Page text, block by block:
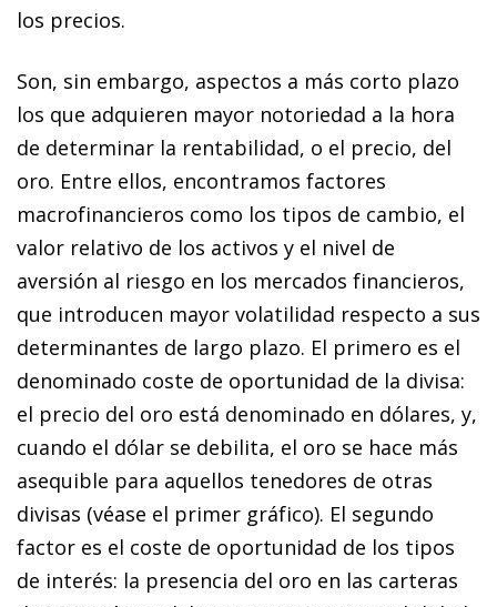
los precios.
Son, sin embargo, aspectos a más corto plazo
los que adquieren mayor notoriedad a la hora
de determinar la rentabilidad, o el precio, del
oro. Entre ellos, encontramos factores
macrofinancieros como los tipos de cambio, el
valor relativo de los activos y el nivel de
aversión al riesgo en los mercados financieros,
que introducen mayor volatilidad respecto a sus
determinantes de largo plazo. El primero es el
denominado coste de oportunidad de la divisa:
el precio del oro está denominado en dólares, y,
cuando el dólar se debilita, el oro se hace más
asequible para aquellos tenedores de otras
divisas (véase el primer gráfico). El segundo
factor es el coste de oportunidad de los tipos
de interés: la presencia del oro en las carteras